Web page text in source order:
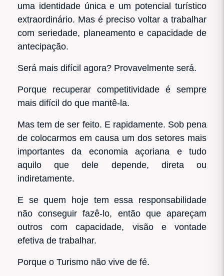
uma identidade única e um potencial turístico
extraordinário. Mas é preciso voltar a trabalhar
com seriedade, planeamento e capacidade de
antecipação.
Será mais difícil agora? Provavelmente será.
Porque recuperar competitividade é sempre
mais difícil do que mantê-la.
Mas tem de ser feito. E rapidamente. Sob pena
de colocarmos em causa um dos setores mais
importantes da economia açoriana e tudo
aquilo que dele depende, direta ou
indiretamente.
E se quem hoje tem essa responsabilidade
não conseguir fazê-lo, então que apareçam
outros com capacidade, visão e vontade
efetiva de trabalhar.
Porque o Turismo não vive de fé.